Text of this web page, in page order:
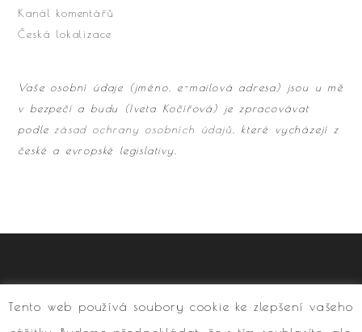
Kanál komentářů
Česká lokalizace
Vaše osobní údaje (jméno, e-mailová adresa) jsou u mě
v bezpečí a budu (Iveta Kočířová) je zpracovávat
podle zásad ochrany osobních údajů , které vycházejí z
české a evropské legislativy.
Tento web používá soubory cookie ke zlepšení vašeho